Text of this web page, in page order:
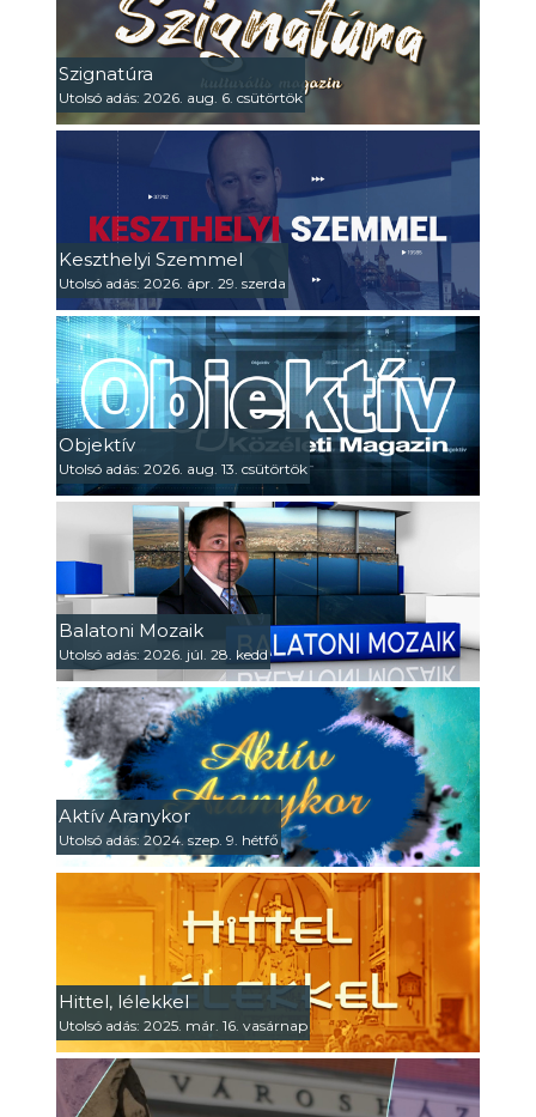
Szignatúra
Utolsó adás: 2026. aug. 6. csütörtök
Keszthelyi Szemmel
Utolsó adás: 2026. ápr. 29. szerda
Objektív
Utolsó adás: 2026. aug. 13. csütörtök
Balatoni Mozaik
Utolsó adás: 2026. júl. 28. kedd
Aktív Aranykor
Utolsó adás: 2024. szep. 9. hétfő
Hittel, lélekkel
Utolsó adás: 2025. már. 16. vasárnap